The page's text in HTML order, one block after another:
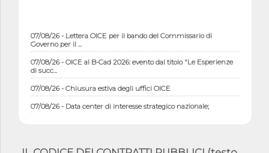
07/08/26 - Lettera OICE per il bando del Commissario di
Governo per il ...
07/08/26 - OICE al B-Cad 2026: evento dal titolo "Le Esperienze
di succ...
07/08/26 - Chiusura estiva degli uffici OICE
07/08/26 - Data center di interesse strategico nazionale;
interventi pe...